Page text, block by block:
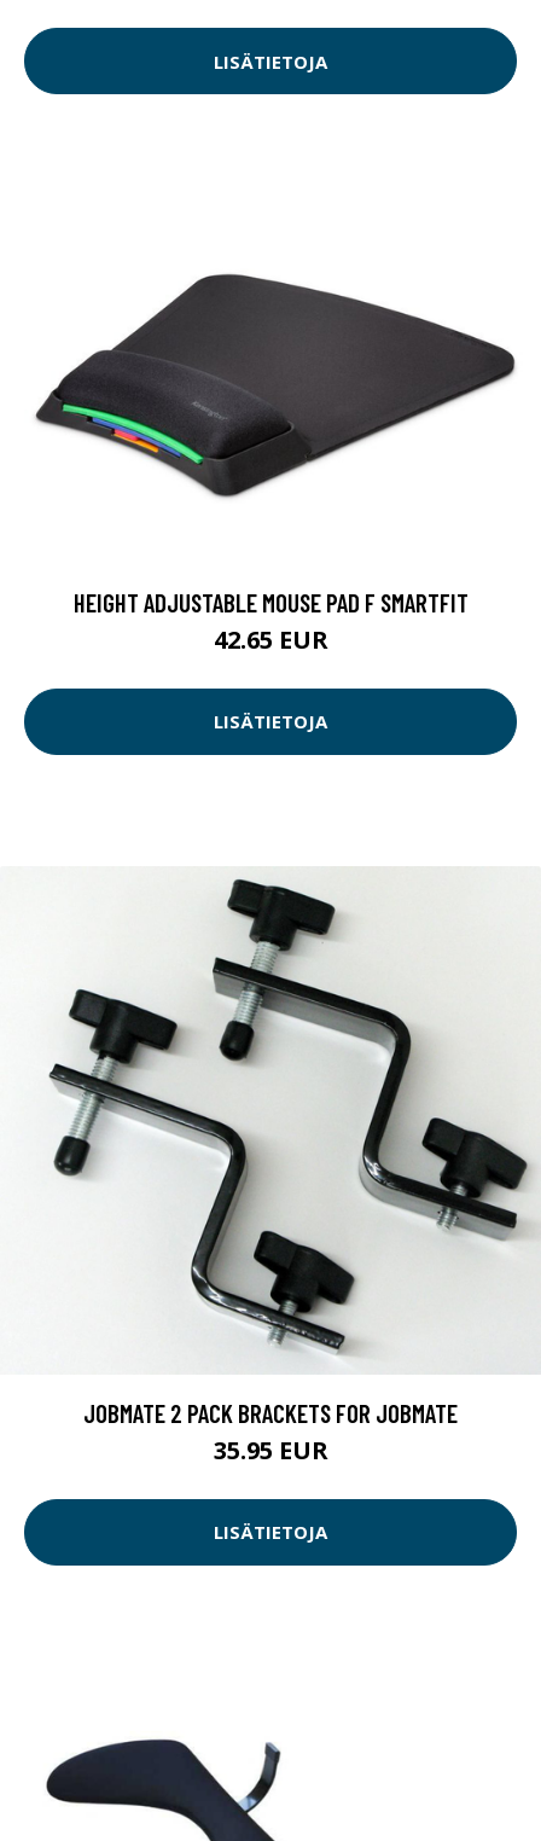
LISÄTIETOJA
HEIGHT ADJUSTABLE MOUSE PAD F SMARTFIT
42.65 EUR
LISÄTIETOJA
JOBMATE 2 PACK BRACKETS FOR JOBMATE
35.95 EUR
LISÄTIETOJA